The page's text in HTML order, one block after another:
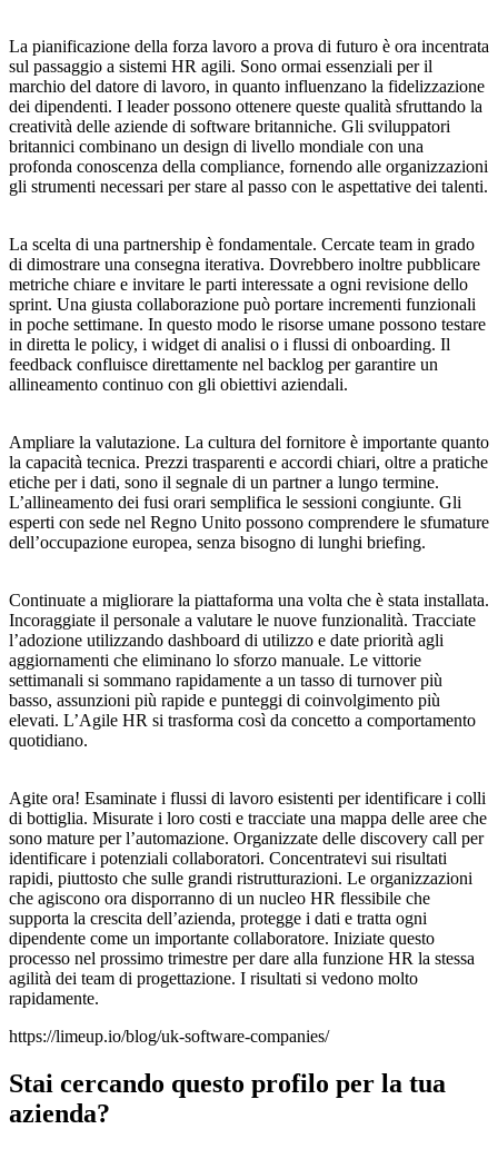
La pianificazione della forza lavoro a prova di futuro è ora incentrata
sul passaggio a sistemi HR agili. Sono ormai essenziali per il
marchio del datore di lavoro, in quanto influenzano la fidelizzazione
dei dipendenti. I leader possono ottenere queste qualità sfruttando la
creatività delle aziende di software britanniche. Gli sviluppatori
britannici combinano un design di livello mondiale con una
profonda conoscenza della compliance, fornendo alle organizzazioni
gli strumenti necessari per stare al passo con le aspettative dei talenti.
La scelta di una partnership è fondamentale. Cercate team in grado
di dimostrare una consegna iterativa. Dovrebbero inoltre pubblicare
metriche chiare e invitare le parti interessate a ogni revisione dello
sprint. Una giusta collaborazione può portare incrementi funzionali
in poche settimane. In questo modo le risorse umane possono testare
in diretta le policy, i widget di analisi o i flussi di onboarding. Il
feedback confluisce direttamente nel backlog per garantire un
allineamento continuo con gli obiettivi aziendali.
Ampliare la valutazione. La cultura del fornitore è importante quanto
la capacità tecnica. Prezzi trasparenti e accordi chiari, oltre a pratiche
etiche per i dati, sono il segnale di un partner a lungo termine.
L’allineamento dei fusi orari semplifica le sessioni congiunte. Gli
esperti con sede nel Regno Unito possono comprendere le sfumature
dell’occupazione europea, senza bisogno di lunghi briefing.
Continuate a migliorare la piattaforma una volta che è stata installata.
Incoraggiate il personale a valutare le nuove funzionalità. Tracciate
l’adozione utilizzando dashboard di utilizzo e date priorità agli
aggiornamenti che eliminano lo sforzo manuale. Le vittorie
settimanali si sommano rapidamente a un tasso di turnover più
basso, assunzioni più rapide e punteggi di coinvolgimento più
elevati. L’Agile HR si trasforma così da concetto a comportamento
quotidiano.
Agite ora! Esaminate i flussi di lavoro esistenti per identificare i colli
di bottiglia. Misurate i loro costi e tracciate una mappa delle aree che
sono mature per l’automazione. Organizzate delle discovery call per
identificare i potenziali collaboratori. Concentratevi sui risultati
rapidi, piuttosto che sulle grandi ristrutturazioni. Le organizzazioni
che agiscono ora disporranno di un nucleo HR flessibile che
supporta la crescita dell’azienda, protegge i dati e tratta ogni
dipendente come un importante collaboratore. Iniziate questo
processo nel prossimo trimestre per dare alla funzione HR la stessa
agilità dei team di progettazione. I risultati si vedono molto
rapidamente.
https://limeup.io/blog/uk-software-companies/
Stai cercando questo profilo per la tua
azienda?